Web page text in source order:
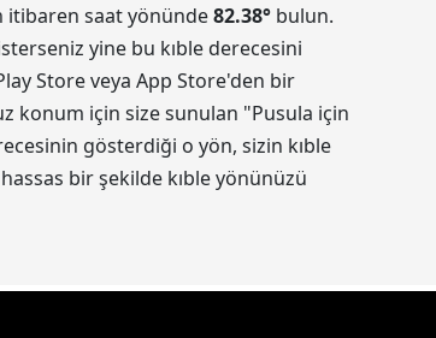
itibaren saat yönünde82.38° bulun.
yine bu kıble derecesini
Store veya App Store'den bir
konum için size sunulan "Pusula için
gösterdiği o yön, sizin kıble
bir şekilde kıble yönünüzü